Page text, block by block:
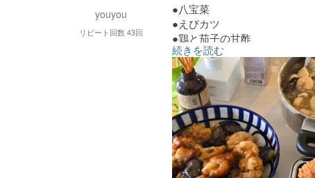
youyou
リピート回数 43回
●八宝菜
●えびカツ
●鶏と茄子の甘酢
●ぶり照焼
●かぼちゃのそぼろ煮
●玉子ときゅうりのサラダ
●しろ菜の煮浸し
●ほうれん草としめじのお浸し
●揚げじゃが
●ピーマン肉詰め（鶏）
●筑前煮風煮物
●冬瓜と豚肉の煮物
続きを読む